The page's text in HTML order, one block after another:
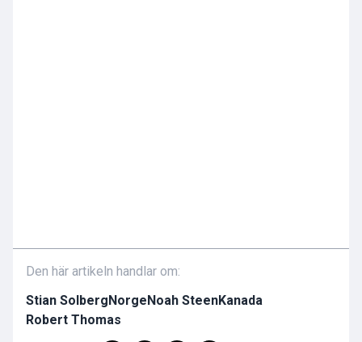
Den här artikeln handlar om:
Stian Solberg Norge Noah SteenKanada
Robert Thomas